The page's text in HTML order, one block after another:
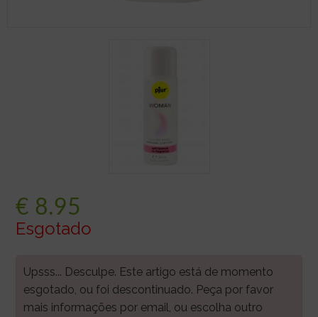
€ 8.95
Esgotado
Upsss... Desculpe. Este artigo está de momento
esgotado, ou foi descontinuado. Peça por favor
mais informações por email, ou escolha outro